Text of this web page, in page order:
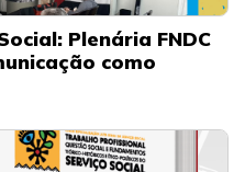
Plenária FNDC
como